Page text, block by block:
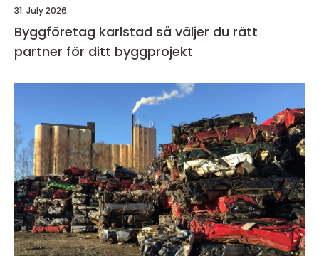
31. July 2026
Byggföretag karlstad så väljer du rätt
partner för ditt byggprojekt